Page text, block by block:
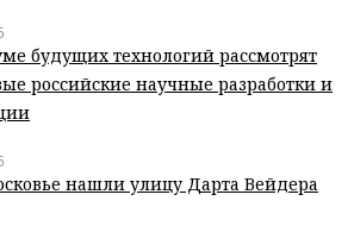
будущих технологий рассмотрят
российские научные разработки и
нашли улицу Дарта Вейдера